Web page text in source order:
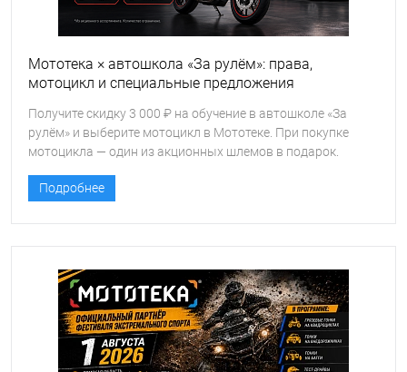
Мототека × автошкола «За рулём»: права,
мотоцикл и специальные предложения
Получите скидку 3 000 ₽ на обучение в автошколе «За
рулём» и выберите мотоцикл в Мототеке. При покупке
мотоцикла — один из акционных шлемов в подарок.
Подробнее